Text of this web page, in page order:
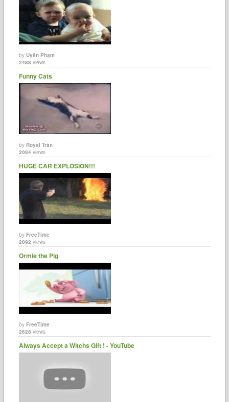
byUyên Phạm
2488 views
Funny Cats
by Royal Trần
2084 views
HUGE CAR EXPLOSION!!!
byFreeTime
2092 views
Ormie the Pig
byFreeTime
2628 views
Always Accept a Witchs Gift ! - YouTube